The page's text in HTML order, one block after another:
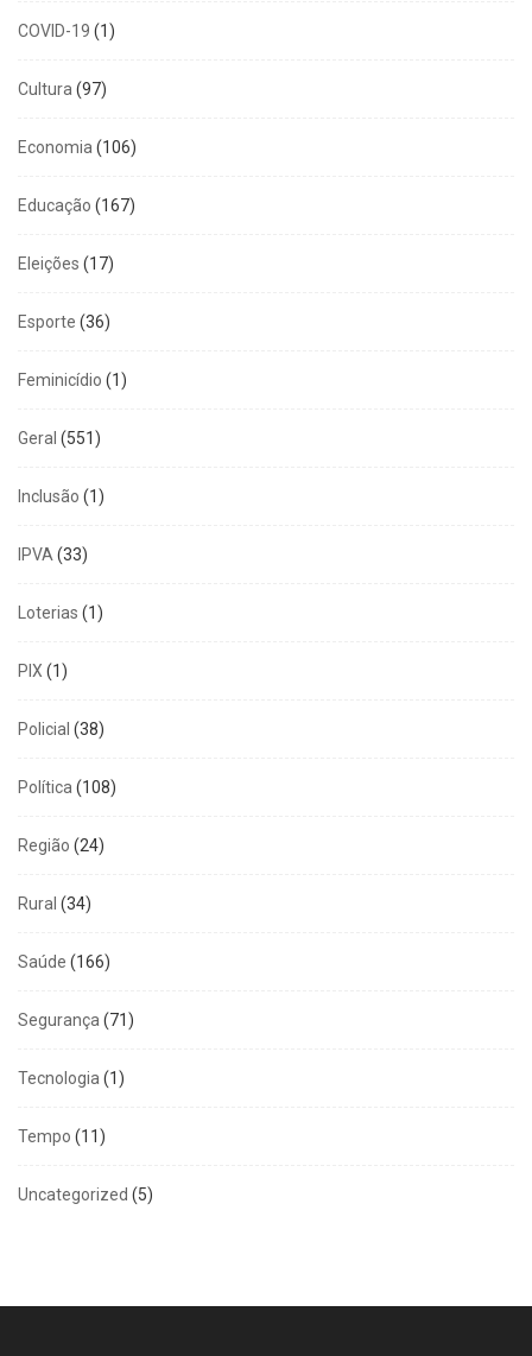
COVID-19 (1)
Cultura (97)
Economia (106)
Educação (167)
Eleições (17)
Esporte (36)
Feminicídio (1)
Geral (551)
Inclusão (1)
IPVA (33)
Loterias (1)
PIX (1)
Policial (38)
Política (108)
Região (24)
Rural (34)
Saúde (166)
Segurança (71)
Tecnologia (1)
Tempo (11)
Uncategorized (5)